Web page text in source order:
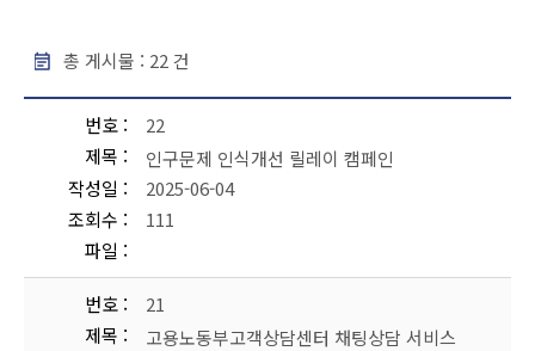
총 게시물 : 22 건
번호
22
제목
인구문제 인식개선 릴레이 캠페인
작성일
2025-06-04
조회수
111
파일
번호
21
제목
고용노동부고객상담센터 채팅상담 서비스